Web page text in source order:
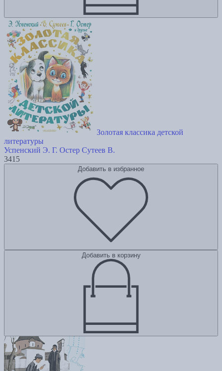
Золотая классика детской
литературы
Успенский Э. Г. Остер Сутеев В.
3415
Добавить в избранное
Добавить в корзину